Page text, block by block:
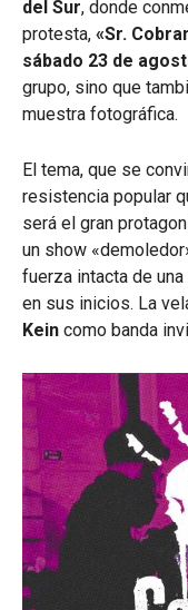
del Sur, donde
protesta, «Sr.
sábado 23 de
grupo, sino que
muestra fotográfica.
El tema, que se
resistencia popular
será el gran
un show
fuerza intacta de
en sus inicios. La
Kein como banda